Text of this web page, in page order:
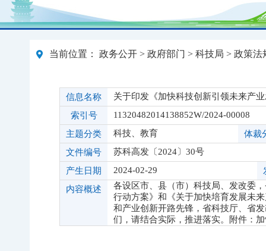
当前位置： 政务公开 > 政府部门 > 科技局 > 政策法
信息名称
关于印发《加快科技创新引领未来产
索引号
11320482014138852W/2024-00008
主题分类
科技、教育
体裁
文件编号
苏科高发〔2024〕30号
产生日期
2024-02-29
内容概述
各设区市、县（市）科技局、发改委
行动方案》和《关于加快培育发展未
和产业创新开路先锋，省科技厅、省
们，请结合实际，推进落实。附件：